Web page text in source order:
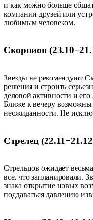
и как можно больше
компании друзей или
любимым человеком.
Скорпион
Звезды не рекомендуют
решения и строить
деловой активности и
Ближе к вечеру
неожиданности. Не
Стрелец
Стрельцов ожидает
все, что запланировали.
знака открытие новых
поддаваться давлению